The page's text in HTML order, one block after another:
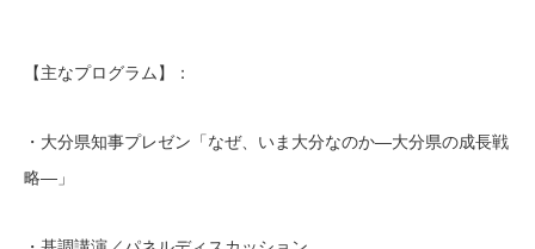
【主なプログラム】：
・大分県知事プレゼン「なぜ、いま大分なのか―大分県の成長戦
略―」